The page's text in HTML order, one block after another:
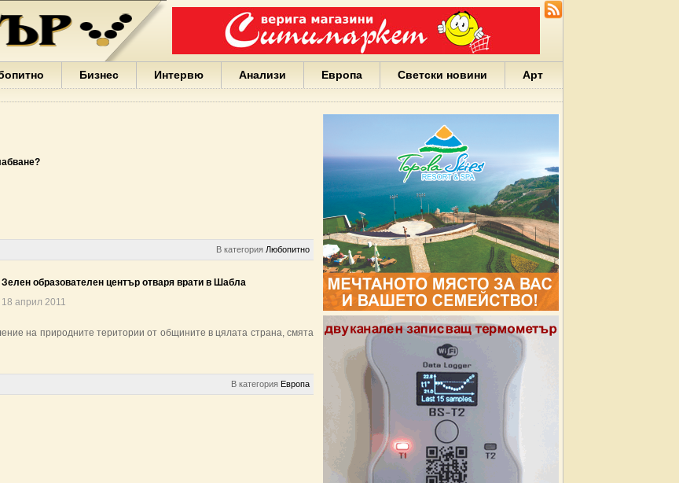
Варна
България
Портних
Facebook
ЕС
Борисов
Европа
бизнес
google
деца
Бербатов
Бизнес Интервю Анализи Европа Светски новини Арт
В категория Любопитно
Зелен образователен център отваря врати в Шабла
18 април 2011
на природните територии от общините в цялата страна, смята
В категория Европа